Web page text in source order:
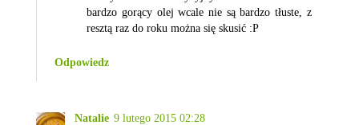
bardzo gorący olej wcale nie są bardzo tłuste, z
resztą raz do roku można się skusić :P
Odpowiedz
Natalie 9 lutego 2015 02:28